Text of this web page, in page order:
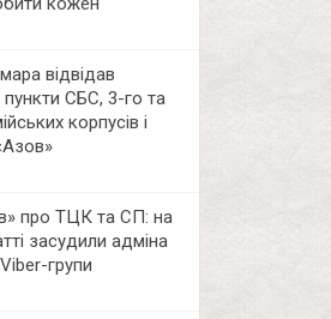
відвідав
пункти СБС, 3-го та
корпусів і
про ТЦК та СП: на
засудили адміна
групи